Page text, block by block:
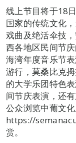
线上节目将于18
国家的传统文化
戏曲及绝活伞技
西各地区民间节
海湾年度音乐节
游行，莫桑比克
的大学乐团特色
间节庆表演，还
公众浏览中葡文
https://
赏。